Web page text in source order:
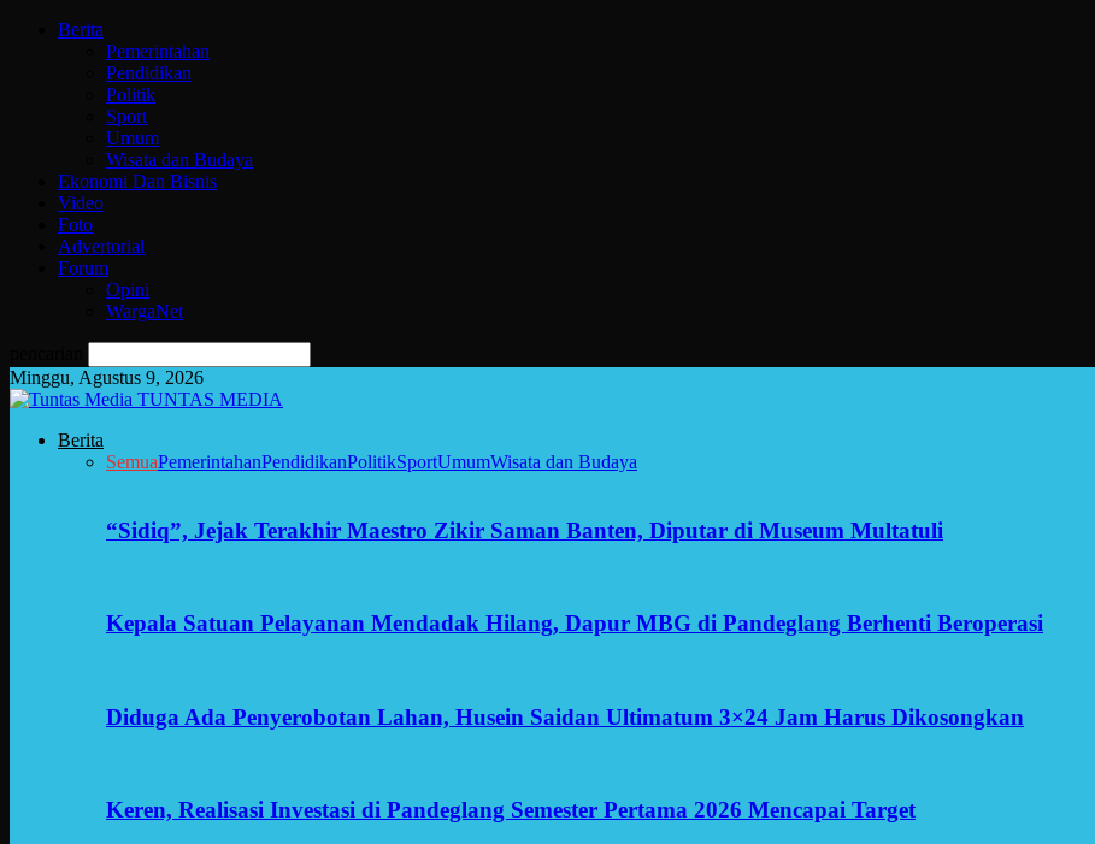
Berita
Pemerintahan
Pendidikan
Politik
Sport
Umum
Wisata dan Budaya
Ekonomi Dan Bisnis
Video
Foto
Advertorial
Forum
Opini
WargaNet
Minggu, Agustus 9, 2026
TUNTAS MEDIA
Berita
SemuaPemerintahanPendidikanPolitikSportUmumWisata dan Budaya
“Sidiq”, Jejak Terakhir Maestro Zikir Saman Banten, Diputar di Museum Multatuli
Kepala Satuan Pelayanan Mendadak Hilang, Dapur MBG di Pandeglang Berhenti Beroperasi
Diduga Ada Penyerobotan Lahan, Husein Saidan Ultimatum 3×24 Jam Harus Dikosongkan
Keren, Realisasi Investasi di Pandeglang Semester Pertama 2026 Mencapai Target